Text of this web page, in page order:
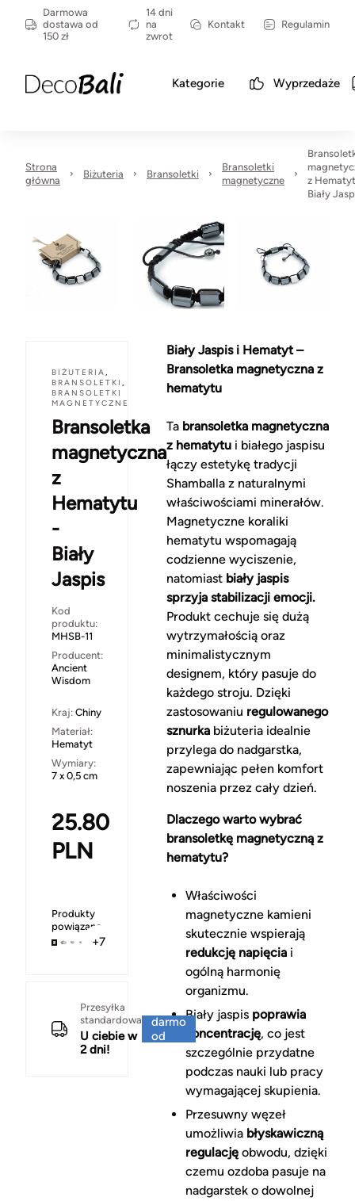
Darmowa
dostawa od
150 zł
14 dni
na
zwrot
Kontakt Regulamin
Kategorie Wyprzedaże
Strona
główna
Biżuteria Bransoletki
Bransoletki
magnetyczne
z
Biały
BIŻUTERIA,
BRANSOLETKI ,
BRANSOLETKI
MAGNETYCZNE
Bransoletka
magnetyczna
z
Hematytu
-
Biały
Jaspis
Kod
produktu:
MHSB-11
Producent:
Ancient
Wisdom
Kraj: Chiny
Materiał:
Hematyt
Wymiary:
7 x 0,5 cm
25.80
PLN
Produkty
powiązane
+7
Przesyłka
standardowa
U ciebie w
2 dni!
darmo
od
Biały Jaspis i Hematyt –
Bransoletka magnetyczna z
hematytu
Ta bransoletka magnetyczna
z hematytui białego jaspisu
łączy estetykę tradycji
Shamballa z naturalnymi
właściwościami minerałów.
Magnetyczne koraliki
hematytu wspomagają
codzienne wyciszenie,
natomiastbiały jaspis
sprzyja stabilizacji emocji.
Produkt cechuje się dużą
wytrzymałością oraz
minimalistycznym
designem, który pasuje do
każdego stroju. Dzięki
zastosowaniu regulowanego
sznurkabiżuteria idealnie
przylega do nadgarstka,
zapewniając pełen komfort
noszenia przez cały dzień.
Dlaczego warto wybrać
bransoletkę magnetyczną z
hematytu?
Właściwości
magnetyczne kamieni
skutecznie wspierają
redukcję napięciai
ogólną harmonię
organizmu.
Biały jaspis poprawia
koncentrację, co jest
szczególnie przydatne
podczas nauki lub pracy
wymagającej skupienia.
Przesuwny węzeł
umożliwia błyskawiczną
regulacjęobwodu, dzięki
czemu ozdoba pasuje na
nadgarstek o dowolnej